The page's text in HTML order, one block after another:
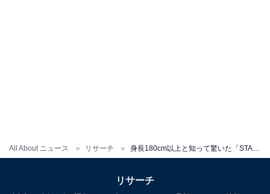
All About ニュース リサーチ
1位：道枝駿佑（なにわ男子）／180cm：90票
リサーチ